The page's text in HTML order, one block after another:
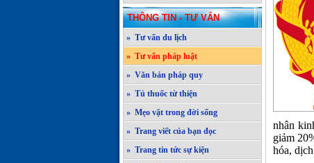
THÔNG TIN - TƯ VẤN
» Tư vấn du lịch
» Tư vấn pháp luật
» Văn bản pháp quy
» Tủ thuốc từ thiện
» Mẹo vặt trong đời sống
» Trang viết của bạn đọc
» Trang tin tức sự kiện
nhân
giảm
hóa,